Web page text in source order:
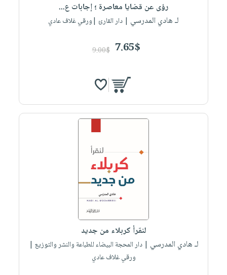
رؤى عن قضايا معاصرة ؛ إجابات ع...
لـ هادي المدرسي | دار القارئ |ورقي غلاف عادي
7.65$
9.00$
لنقرأ كربلاء من جديد
لـ هادي المدرسي | دار المحجة البيضاء للطباعة والنشر والتوزيع |
ورقي غلاف عادي